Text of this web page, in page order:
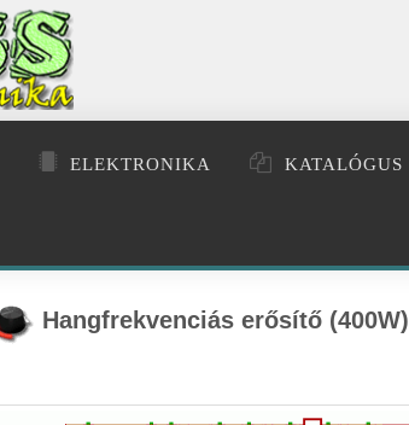
ELEKTRONIKA KATALÓGUS
Hangfrekvenciás erősítő (400W)